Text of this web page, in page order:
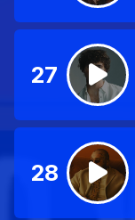
27
28